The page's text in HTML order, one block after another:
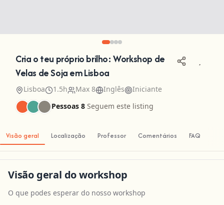
Cria o teu próprio brilho: Workshop de
Velas de Soja em Lisboa
Lisboa 1.5h Max 8 Inglês
Iniciante
Pessoas 8 Seguem este listing
Visão geral Localização Professor Comentários FAQ
Visão geral do workshop
O que podes esperar do nosso workshop